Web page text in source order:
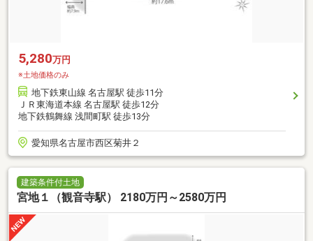
5,280万円
※土地価格のみ
地下鉄東山線 名古屋駅 徒歩11分
ＪＲ東海道本線 名古屋駅 徒歩12分
地下鉄鶴舞線 浅間町駅 徒歩13分
愛知県名古屋市西区菊井２
建築条件付土地
宮地１（観音寺駅） 2180万円～2580万円